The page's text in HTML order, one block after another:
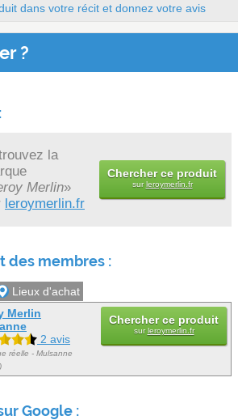
dans votre récit et donnez votre avis
?
la
Merlin»
leroymerlin.fr
Chercher ce produit
surleroymerlin.fr
des membres :
Lieux d'achat
Merlin
2 avis
réelle - Mulsanne
Chercher ce produit
surleroymerlin.fr
Google :